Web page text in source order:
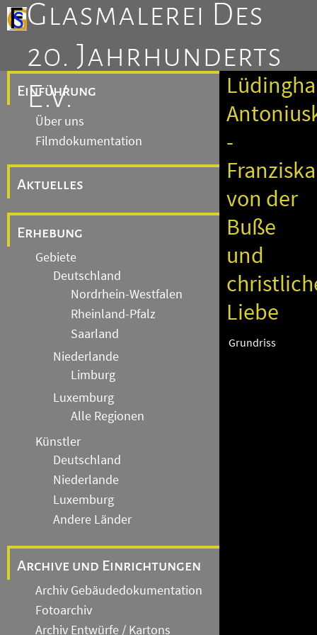
Glasmalerei Des
20. Jahrhunderts
E.V.
Einführung
Über uns
Filmdokumentation
Aktuelles
Erhebung
Gebiete
Deutschland
Nordrhein-Westfalen
Rheinland-Pfalz
Saarland
Niederlande
Limburg
Luxemburg
Alle Regionen
Künstler
Deutschland
Niederlande
Luxemburg
Andere Länder
Archive und Einrichtungen
Archiv Gebäudedokumentation
Fotoarchiv
Archiv Entwürfe / Kartons
-
von der
Buße
und
Liebe
Grundriss